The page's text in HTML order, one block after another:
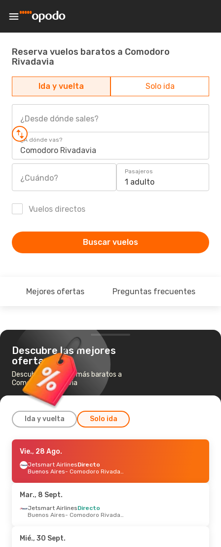
Reserva vuelos baratos a Comodoro
Rivadavia
Ida y vuelta Solo ida
¿Desde dónde sales?
¿A dónde vas?
Comodoro Rivadavia
¿Cuándo?
Pasajeros
1 adulto
Vuelos directos
Buscar vuelos
Mejores ofertas Preguntas frecuentes
Descubre las mejores
ofertas
Descubre los vuelos más baratos a
Comodoro Rivadavia
Ida y vuelta Solo ida
Sáb., 29 Ago.
Jetsmart AirlinesDirecto
Buenos Aires
- Comodoro Rivadavia
Comodoro Rivadavia - Buenos Aires
Jue., 10 Sept.- Lun., 14 Sept.
Jetsmart Airlines
Vie., 28 Ago.
Jetsmart AirlinesDirecto
Buenos Aires
- Comodoro Rivadavia
Mar., 8 Sept.
Jetsmart AirlinesDirecto
Buenos Aires
- Comodoro Rivadavia
Mié., 30 Sept.